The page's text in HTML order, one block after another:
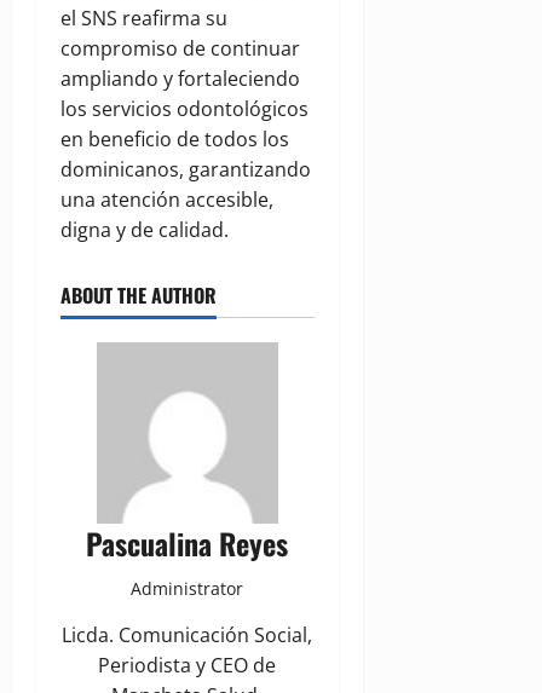
el SNS reafirma su
compromiso de continuar
ampliando y fortaleciendo
los servicios odontológicos
en beneficio de todos los
dominicanos, garantizando
una atención accesible,
digna y de calidad.
ABOUT THE AUTHOR
Pascualina Reyes
Administrator
Licda. Comunicación Social,
Periodista y CEO de